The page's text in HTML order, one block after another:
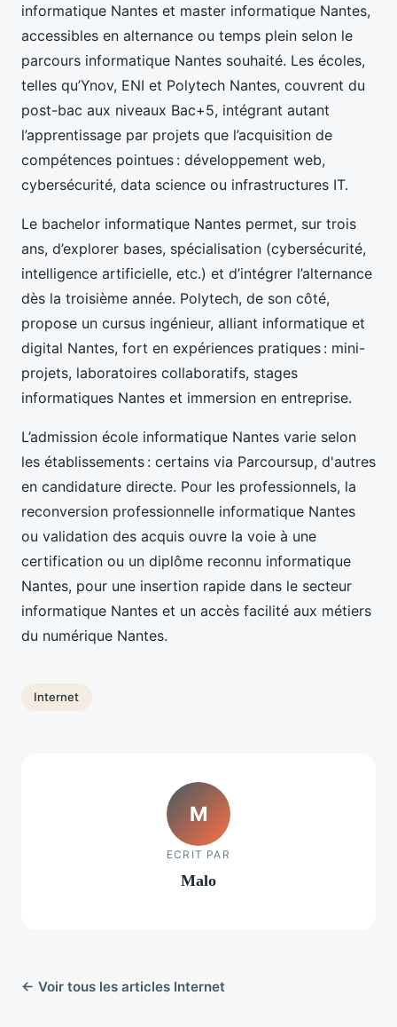
informatique Nantes et master informatique Nantes,
accessibles en alternance ou temps plein selon le
parcours informatique Nantes souhaité. Les écoles,
telles qu’Ynov, ENI et Polytech Nantes, couvrent du
post-bac aux niveaux Bac+5, intégrant autant
l’apprentissage par projets que l’acquisition de
compétences pointues : développement web,
cybersécurité, data science ou infrastructures IT.
Le bachelor informatique Nantes permet, sur trois
ans, d’explorer bases, spécialisation (cybersécurité,
intelligence artificielle, etc.) et d’intégrer l’alternance
dès la troisième année. Polytech, de son côté,
propose un cursus ingénieur, alliant informatique et
digital Nantes, fort en expériences pratiques : mini-
projets, laboratoires collaboratifs, stages
informatiques Nantes et immersion en entreprise.
L’admission école informatique Nantes varie selon
les établissements : certains via Parcoursup, d'autres
en candidature directe. Pour les professionnels, la
reconversion professionnelle informatique Nantes
ou validation des acquis ouvre la voie à une
certification ou un diplôme reconnu informatique
Nantes, pour une insertion rapide dans le secteur
informatique Nantes et un accès facilité aux métiers
du numérique Nantes.
Internet
M
ECRIT PAR
Malo
← Voir tous les articles Internet